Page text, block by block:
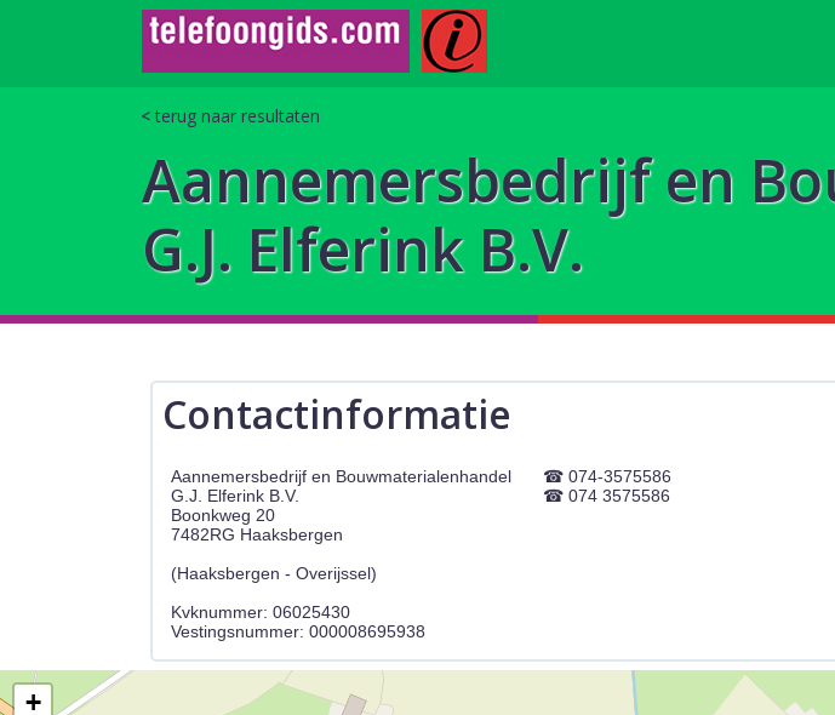
terug naar resultaten
Aannemersbedrijf en
G.J. Elferink B.V.
Contactinformatie
Aannemersbedrijf en Bouwmaterialenhandel
G.J. Elferink B.V.
Boonkweg 20
7482RG Haaksbergen
(Haaksbergen - Overijssel)
Kvknummer: 06025430
074-3575586
074 3575586
+